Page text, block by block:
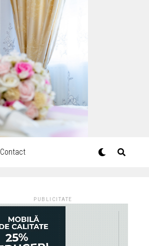
Contact
PUBLICITATE